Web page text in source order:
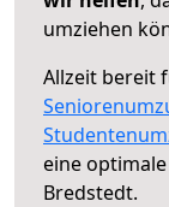
umziehen
Allzeit bereit
eine optimale
Bredstedt.